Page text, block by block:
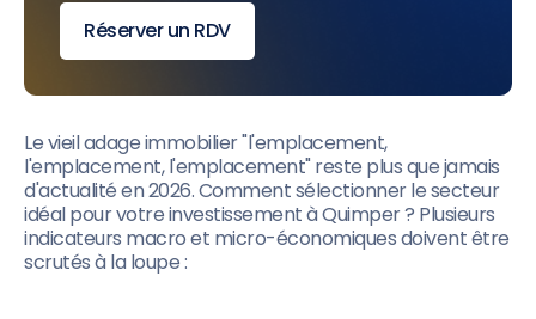
Réserver un RDV
Le vieil adage immobilier "l'emplacement,
l'emplacement, l'emplacement" reste plus que jamais
d'actualité en 2026. Comment sélectionner le secteur
idéal pour votre investissement à Quimper ? Plusieurs
indicateurs macro et micro-économiques doivent être
scrutés à la loupe :